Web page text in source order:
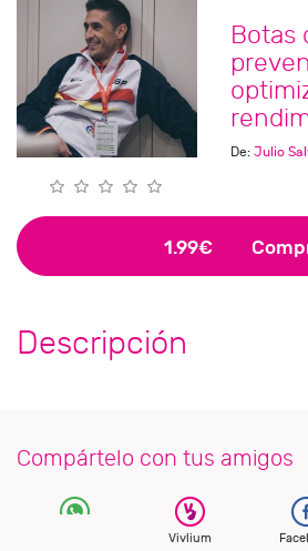
Botas
De: Julio
1.99€
Descripción
Compártelo con tus amigos
Vivlium